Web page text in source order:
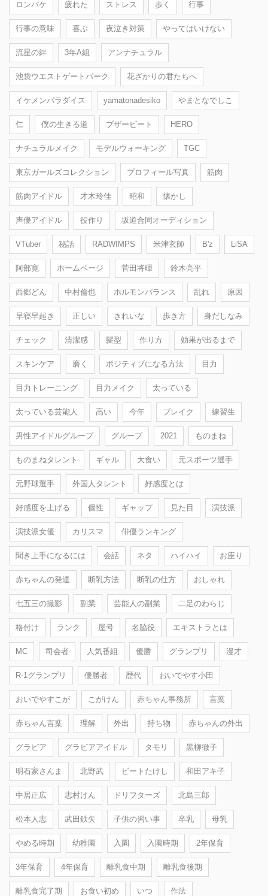
ロンバケ 疲れた ストレス 歩く 行事
行事の意味 喜ぶ 夜泣き対策 やってはいけない
流星の絆 3年A組 アンナチュラル
池袋ウエストゲートパーク 花ざかりの君たちへ
イケメンパラダイス yamatonadesiko やまとなでしこ
仁 僕の生きる道 ブザービート HERO
ナチュラルメイク モデルウォーキング TGC
東京ガールズコレクション プロフィール写真 筋肉
筋肉アイドル 才木玲佳 昭和 懐かし
声優アイドル 役作り 坂道合同オーディション
VTuber 秘話 RADWIMPS 米津玄師 B'z LiSA
阿部寛 ホームページ 菅田将暉 鈴木亮平
西郷どん 中村倫也 ホルモンバランス 乱れ 原因
早寝早起き 正しい きれいな 歩き方 身だしなみ
チェック 清潔感 髪型 作り方 効果が出るまで
スキンケア 磨く ポジティブになる方法 目力
目力トレーニング 目力メイク 太っている
太っている芸能人 高い 今年 ブレイク 練習生
男性アイドルグループ グループ 2021 ものまね
ものまねタレント ギャル 大食い 元スポーツ選手
元野球選手 外国人タレント 好感度とは
好感度を上げる 個性 ギャップ 見た目 演技派
演技派女優 カリスマ 俳優ランキング
聞き上手になるには 会話 ネタ ハイハイ お座り
赤ちゃんの発達 断乳方法 断乳の仕方 おしゃれ
七五三の撮影 副業 芸能人の副業 二足のわらじ
格付け ランク 屋号 名脇役 エキストラとは
MC 司会者 人気番組 優勝 グランプリ 漫才
R-1グランプリ 優勝者 歴代 おいでやす小田
おいでやすこが こがけん 赤ちゃん事務所 言葉
赤ちゃん言葉 理解 外出 持ち物 赤ちゃんの外出
グラビア グラビアアイドル タモリ 黒柳徹子
明石家さんま 北野武 ビートたけし 和田アキ子
中居正広 志村けん ドリフターズ 北島三郎
松本人志 武田鉄矢 子供の習い事 卒乳 母乳
やめる時期 幼稚園 入園 入園時期 2年保育
3年保育 4年保育 離乳食中期 離乳食後期
離乳食完了期 お食い初め いつ 作法